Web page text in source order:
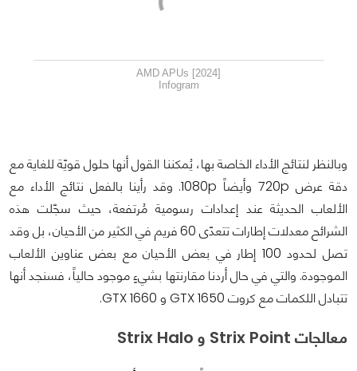
AMD APUs [2024]
Infogram
وبالنظر لنتائج الأداء الخاصة بها، يُمكننا القول أنها حلول قويّة للغاية مع
دقة عرض 720p وأيضاً 1080p. وقد رأينا بالفعل نتائج الأداء مع
الألعاب الحديثة عند إعدادات رسومية مُرتفعة، حيث سجّلت هذه
الشرائح معدلات إطارات تتعدّى 60 فريم في الكثير من الأحيان، بل وقد
تصل لحدود 100 إطار في بعض الأحيان مع بعض عناوين الألعاب
الموجودة. والتي في حال أردنا مقارنتها بشيءٍ موجود حالياً، فسنجد أنها
تتبادل اللكمات مع كروت GTX 1650 و GTX 1660.
معالجات Strix Point و Strix Halo